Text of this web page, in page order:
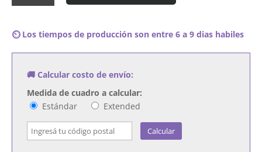
What
Comes
cantidad
⏲️ Los tiempos de producción son entre 6 a 9 dias habiles
🚚 Calcular costo de envío:
Medida de cuadro a calcular:
Estándar
Extended
Calcular